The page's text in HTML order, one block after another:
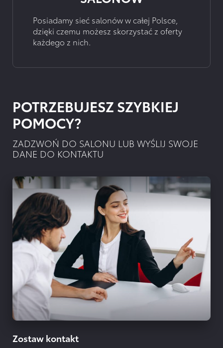
Posiadamy sieć salonów w całej Polsce,
dzięki czemu możesz skorzystać z oferty
każdego z nich.
POTRZEBUJESZ SZYBKIEJ
POMOCY?
ZADZWOŃ DO SALONU LUB WYŚLIJ SWOJE
DANE DO KONTAKTU
Zostaw kontakt